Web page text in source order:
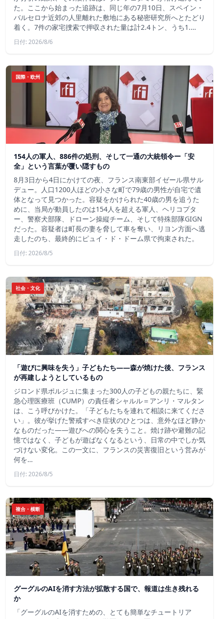
た。ここから始まった追跡は、同じ年の7月10日、スペイン・
バルセロナ近郊の人里離れた敷地にある秘密研究所へとたどり
着く。7件の家宅捜索で押収された量は計2.4トン、うち1.…
日付: 2026/8/6
国際・欧州
154人の軍人、886件の処刑、そして一通の大統領令ー「安
全」という言葉が覆い隠すもの
8月3日から4日にかけての夜、フランス南東部イゼール県サル
デュー。人口1200人ほどの小さな町で79歳の男性が自宅で遺
体となって見つかった。容疑をかけられた40歳の男を追うた
めに、当局が動員したのは154人を超える軍人、ヘリコプタ
ー、警察犬部隊、ドローン操縦チーム、そして特殊部隊GIGN
だった。容疑者は町長の妻を脅して車を奪い、リヨン方面へ逃
走したのち、最終的にピュイ・ド・ドーム県で拘束された。
日付: 2026/8/5
社会・文化
「遊びに興味を失う」子どもたち——森が焼けた後、フランス
が再建しようとしているもの
ジロンド県ポルジュに集まった300人の子どもの親たちに、緊
急心理医療班（CUMP）の責任者シャルル＝アンリ・マルタン
は、こう呼びかけた。「子どもたちを連れて相談に来てくださ
い」。彼が挙げた警戒すべき症状のひとつは、意外なほど静か
なものだった――遊びへの関心を失うこと。焼け跡や避難の記
憶ではなく、子どもが遊ばなくなるという、日常の中でしか気
づけない変化。この一文に、フランスの災害復旧という営みが
何を…
日付: 2026/8/5
複合・横断
グーグルのAIを消す方法が拡散する国で、報道は生き残れる
か
「グーグルのAIを消すための、とても簡単なチュートリア